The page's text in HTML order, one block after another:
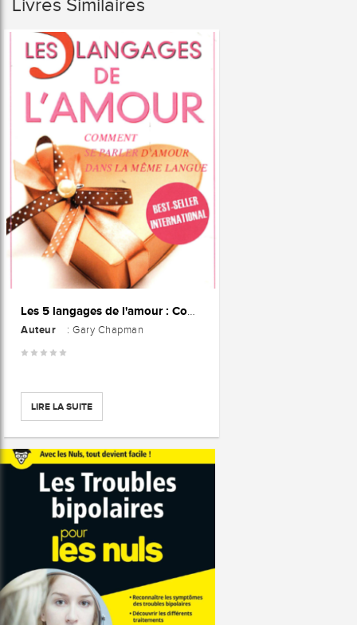
Livres Similaires
Les 5 langages de l'amour : Comment se parler d'amour dans la même langue
Auteur : Gary Chapman
LIRE LA SUITE